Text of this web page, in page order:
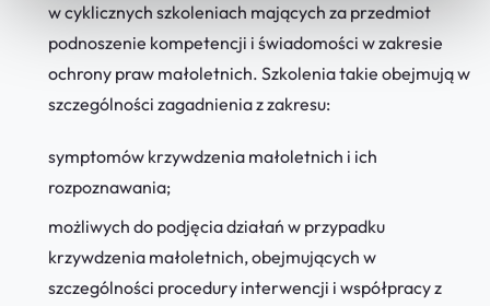
w cyklicznych szkoleniach mających za przedmiot
podnoszenie kompetencji i świadomości w zakresie
ochrony praw małoletnich. Szkolenia takie obejmują w
szczególności zagadnienia z zakresu:
symptomów krzywdzenia małoletnich i ich
rozpoznawania;
możliwych do podjęcia działań w przypadku
krzywdzenia małoletnich, obejmujących w
szczególności procedury interwencji i współpracy z